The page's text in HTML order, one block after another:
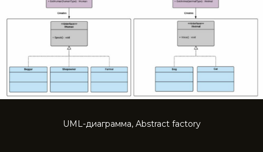
UML-диаграмма, Abstract factory